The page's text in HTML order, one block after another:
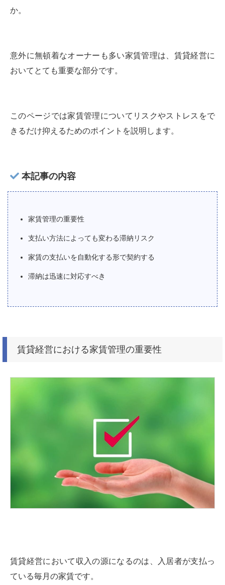
か。
意外に無頓着なオーナーも多い家賃管理は、賃貸経営に
おいてとても重要な部分です。
このページでは家賃管理についてリスクやストレスをで
きるだけ抑えるためのポイントを説明します。
本記事の内容
家賃管理の重要性
支払い方法によっても変わる滞納リスク
家賃の支払いを自動化する形で契約する
滞納は迅速に対応すべき
賃貸経営における家賃管理の重要性
賃貸経営において収入の源になるのは、入居者が支払っ
ている毎月の家賃です。